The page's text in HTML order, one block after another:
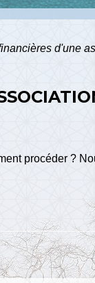
d'une
procéder ?